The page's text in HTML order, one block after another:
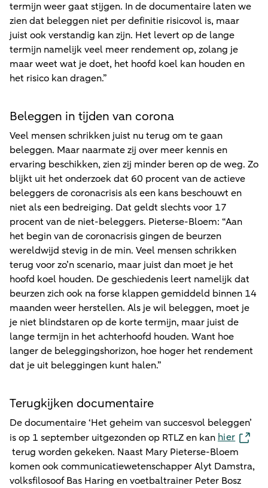
termijn weer gaat stijgen. In de documentaire laten we
zien dat beleggen niet per definitie risicovol is, maar
juist ook verstandig kan zijn. Het levert op de lange
termijn namelijk veel meer rendement op, zolang je
maar weet wat je doet, het hoofd koel kan houden en
het risico kan dragen.”
Beleggen in tijden van corona
Veel mensen schrikken juist nu terug om te gaan
beleggen. Maar naarmate zij over meer kennis en
ervaring beschikken, zien zij minder beren op de weg. Zo
blijkt uit het onderzoek dat 60 procent van de actieve
beleggers de coronacrisis als een kans beschouwt en
niet als een bedreiging. Dat geldt slechts voor 17
procent van de niet-beleggers. Pieterse-Bloem: “Aan
het begin van de coronacrisis gingen de beurzen
wereldwijd stevig in de min. Veel mensen schrikken
terug voor zo’n scenario, maar juist dan moet je het
hoofd koel houden. De geschiedenis leert namelijk dat
beurzen zich ook na forse klappen gemiddeld binnen 14
maanden weer herstellen. Als je wil beleggen, moet je
je niet blindstaren op de korte termijn, maar juist de
lange termijn in het achterhoofd houden. Want hoe
langer de beleggingshorizon, hoe hoger het rendement
dat je uit beleggingen kunt halen.”
Terugkijken documentaire
De documentaire ‘Het geheim van succesvol beleggen’
is op 1 september uitgezonden op RTLZ en kan hier
terug worden gekeken. Naast Mary Pieterse-Bloem
komen ook communicatiewetenschapper Alyt Damstra,
volksfilosoof Bas Haring en voetbaltrainer Peter Bosz